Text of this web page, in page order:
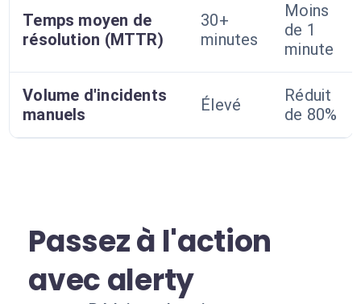
Temps moyen de
résolution (MTTR)
30+
minutes
Moins
de 1
minute
Volume d'incidents
manuels
Élevé
Réduit
de 80%
Passez à l'action
avec alerty